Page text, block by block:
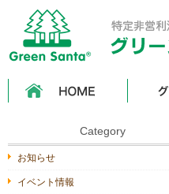
HOME
Category
お知らせ
イベント情報